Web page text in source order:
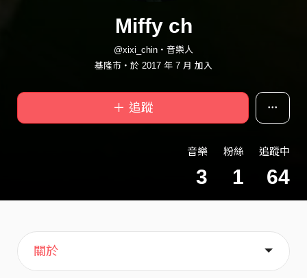
Miffy ch
@xixi_chin・音樂人
基隆市・於 2017 年 7 月 加入
＋ 追蹤
音樂
3
粉絲
1
追蹤中
64
主頁
音樂
歌單
喜歡
關於